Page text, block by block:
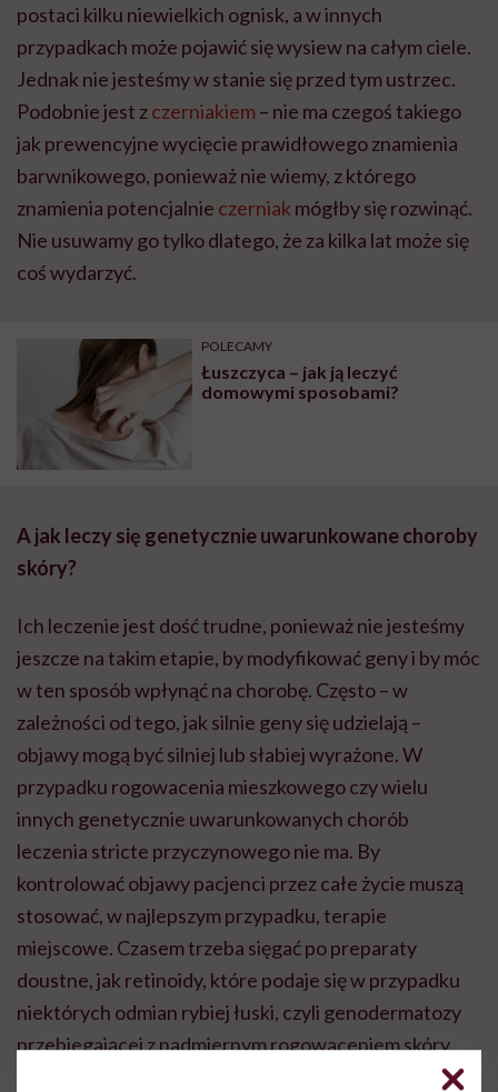
postaci kilku niewielkich ognisk, a w innych
przypadkach może pojawić się wysiew na całym ciele.
Jednak nie jesteśmy w stanie się przed tym ustrzec.
Podobnie jest zczerniakiem – nie ma czegoś takiego
jak prewencyjne wycięcie prawidłowego znamienia
barwnikowego, ponieważ nie wiemy, z którego
znamienia potencjalnie czerniak mógłby się rozwinąć.
Nie usuwamy go tylko dlatego, że za kilka lat może się
coś wydarzyć.
POLECAMY
Łuszczyca – jak ją leczyć
domowymi sposobami?
A jak leczy się genetycznie uwarunkowane choroby
skóry?
Ich leczenie jest dość trudne, ponieważ nie jesteśmy
jeszcze na takim etapie, by modyfikować geny i by móc
w ten sposób wpłynąć na chorobę. Często – w
zależności od tego, jak silnie geny się udzielają –
objawy mogą być silniej lub słabiej wyrażone. W
przypadku rogowacenia mieszkowego czy wielu
innych genetycznie uwarunkowanych chorób
leczenia stricte przyczynowego nie ma. By
kontrolować objawy pacjenci przez całe życie muszą
stosować, w najlepszym przypadku, terapie
miejscowe. Czasem trzeba sięgać po preparaty
doustne, jak retinoidy, które podaje się w przypadku
niektórych odmian rybiej łuski, czyli genodermatozy
przebiegającej z nadmiernym rogowaceniem skóry.
Niektórzy pacjenci stosują retinoidy przez dekady,